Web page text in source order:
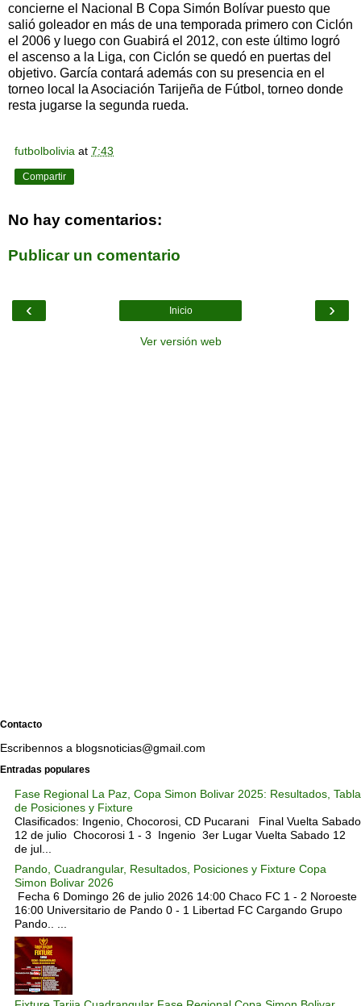
concierne el Nacional B Copa Simón Bolívar puesto que
salió goleador en más de una temporada primero con Ciclón
el 2006 y luego con Guabirá el 2012, con este último logró
el ascenso a la Liga, con Ciclón se quedó en puertas del
objetivo. García contará además con su presencia en el
torneo local la Asociación Tarijeña de Fútbol, torneo donde
resta jugarse la segunda rueda.
futbolbolivia at 7:43
Compartir
No hay comentarios:
Publicar un comentario
‹ ›
Inicio
Ver versión web
Contacto
Escribennos a blogsnoticias@gmail.com
Entradas populares
Fase Regional La Paz, Copa Simon Bolivar 2025: Resultados, Tabla
de Posiciones y Fixture
Clasificados: Ingenio, Chocorosi, CD Pucarani Final Vuelta Sabado
12 de julio Chocorosi 1 - 3 Ingenio 3er Lugar Vuelta Sabado 12
de jul...
Pando, Cuadrangular, Resultados, Posiciones y Fixture Copa
Simon Bolivar 2026
Fecha 6 Domingo 26 de julio 2026 14:00 Chaco FC 1 - 2 Noroeste
16:00 Universitario de Pando 0 - 1 Libertad FC Cargando Grupo
Pando.. ...